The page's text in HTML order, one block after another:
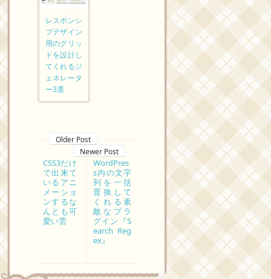
レスポンシ
ブデザイン
用のグリッ
ドを設計し
てくれるジ
ェネレータ
ー3選
Older Post
Newer Post
WordPres
s内の文字
列を一括
置換して
くれる素
敵なプラ
グイン『S
earch Reg
ex』
CSS3だけ
で出来て
いるアニ
メーショ
ンするな
んとも可
愛い雲